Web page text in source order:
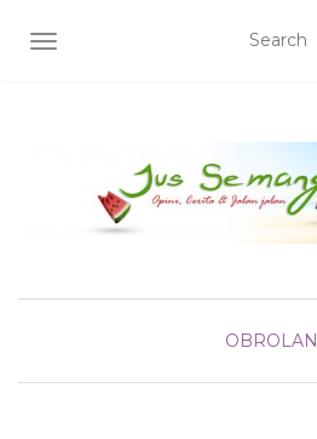
TOGGLE NAVIGATION
OBROLAN